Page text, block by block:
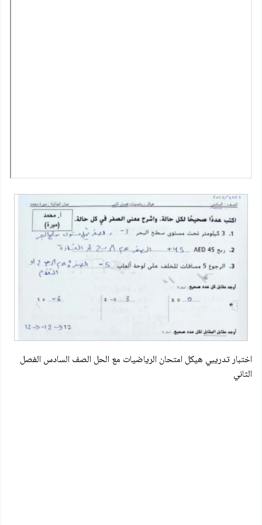
اختبار تدريبي هيكل امتحان الرياضيات مع الحل الصف السادس الفصل
الثاني